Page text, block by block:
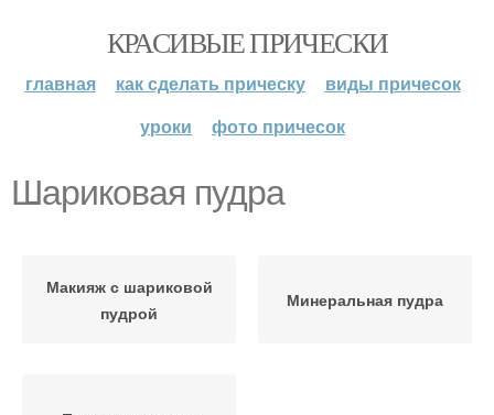
КРАСИВЫЕ ПРИЧЕСКИ
главная как сделать прическу
виды причесок
уроки
фото причесок
Шариковая пудра
Макияж с шариковой
пудрой
Минеральная пудра